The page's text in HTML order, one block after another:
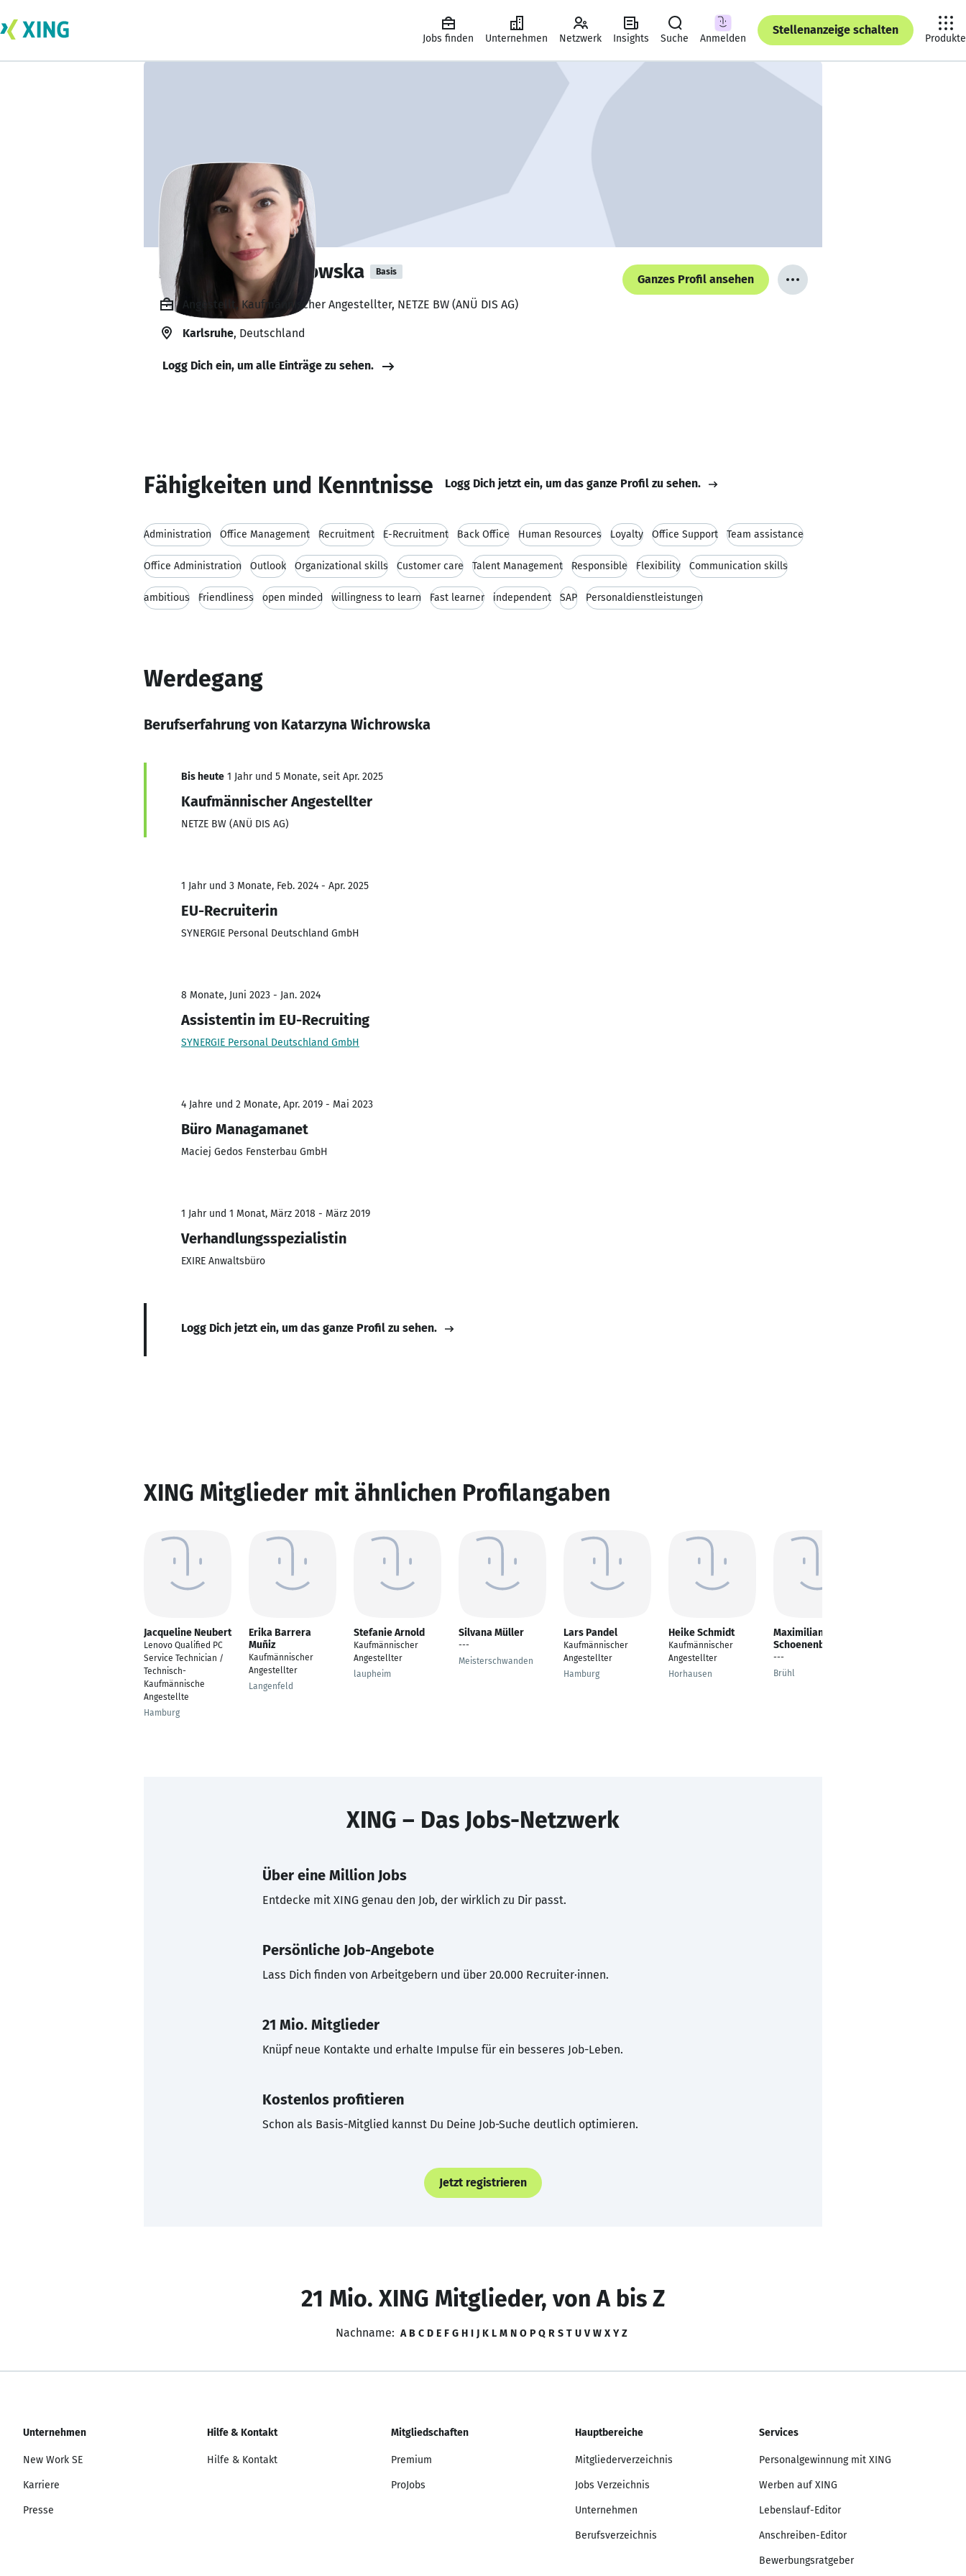
Jobs finden Unternehmen Netzwerk Insights Suche Anmelden
Stellenanzeige schalten
Produkte
Katarzyna Wichrowska Basis
Ganzes Profil ansehen
Angestellt, Kaufmännischer Angestellter, NETZE BW (ANÜ DIS AG)
Karlsruhe, Deutschland
Logg Dich ein, um alle Einträge zu sehen.
Fähigkeiten und Kenntnisse Logg Dich jetzt ein, um das ganze Profil zu sehen.
Administration Office Management Recruitment E-Recruitment Back Office Human Resources Loyalty Office Support Team assistance
Office Administration Outlook Organizational skills Customer care Talent Management Responsible Flexibility Communication skills
ambitious Friendliness open minded willingness to learn Fast learner independent SAP Personaldienstleistungen
Werdegang
Berufserfahrung von Katarzyna Wichrowska
Bis heute 1 Jahr und 5 Monate, seit Apr. 2025
Kaufmännischer Angestellter
NETZE BW (ANÜ DIS AG)
1 Jahr und 3 Monate, Feb. 2024 - Apr. 2025
EU-Recruiterin
SYNERGIE Personal Deutschland GmbH
8 Monate, Juni 2023 - Jan. 2024
Assistentin im EU-Recruiting
SYNERGIE Personal Deutschland GmbH
4 Jahre und 2 Monate, Apr. 2019 - Mai 2023
Büro Managamanet
Maciej Gedos Fensterbau GmbH
1 Jahr und 1 Monat, März 2018 - März 2019
Verhandlungsspezialistin
EXIRE Anwaltsbüro
Logg Dich jetzt ein, um das ganze Profil zu sehen.
XING Mitglieder mit ähnlichen Profilangaben
Jacqueline Neubert
Lenovo Qualified PC
Service Technician /
Technisch-
Kaufmännische
Angestellte
Hamburg
Erika Barrera
Muñiz
Kaufmännischer
Angestellter
Langenfeld
Stefanie Arnold
Kaufmännischer
Angestellter
laupheim
Silvana Müller
---
Meisterschwanden
Lars Pandel
Kaufmännischer
Angestellter
Hamburg
Heike Schmidt
Kaufmännischer
Angestellter
Horhausen
Maximilian
Schoenenberg
---
Brühl
XING – Das Jobs-Netzwerk
Über eine Million Jobs
Entdecke mit XING genau den Job, der wirklich zu Dir passt.
Persönliche Job-Angebote
Lass Dich finden von Arbeitgebern und über 20.000 Recruiter·innen.
21 Mio. Mitglieder
Knüpf neue Kontakte und erhalte Impulse für ein besseres Job-Leben.
Kostenlos profitieren
Schon als Basis-Mitglied kannst Du Deine Job-Suche deutlich optimieren.
Jetzt registrieren
21 Mio. XING Mitglieder, von A bis Z
Nachname: A B C D E F G H I J K L M N O P Q R S T U V W X Y Z
Unternehmen
New Work SE
Karriere
Presse
Hilfe & Kontakt
Hilfe & Kontakt
Mitgliedschaften
Premium
ProJobs
Hauptbereiche
Mitgliederverzeichnis
Jobs Verzeichnis
Unternehmen
Berufsverzeichnis
Services
Personalgewinnung mit XING
Werben auf XING
Lebenslauf-Editor
Anschreiben-Editor
Bewerbungsratgeber